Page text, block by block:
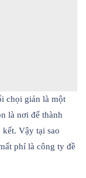
chọi giản là một
là nơi để thành
Vậy tại sao
phí là công ty đề